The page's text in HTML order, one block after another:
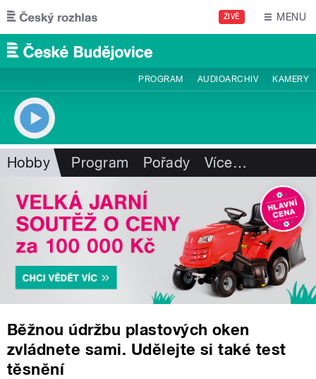
Přejít k hlavnímu obsahu
ŽIVĚ MENU
PROGRAM AUDIOARCHIV KAMERY
Hobby Program Pořady Více…
Běžnou údržbu plastových oken
zvládnete sami. Udělejte si také test
těsnění